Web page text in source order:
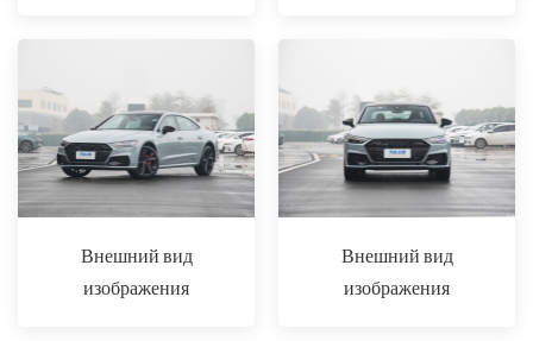
Внешний вид
изображения
Внешний вид
изображения